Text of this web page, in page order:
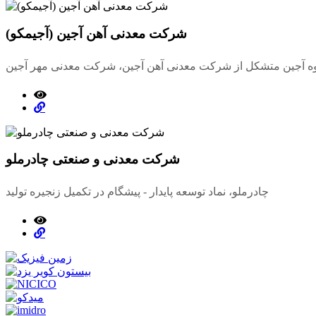
شرکت معدنی آهن آجین (آجیمکو)
شرکت معدنی و صنعتی چادرملو
چادرملو، نماد توسعه پایدار - پیشگام در تکمیل زنجیره تولید